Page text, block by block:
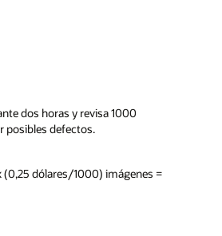
dos horas y revisa 1000
posibles defectos.
(0,25 dólares/1000) imágenes =